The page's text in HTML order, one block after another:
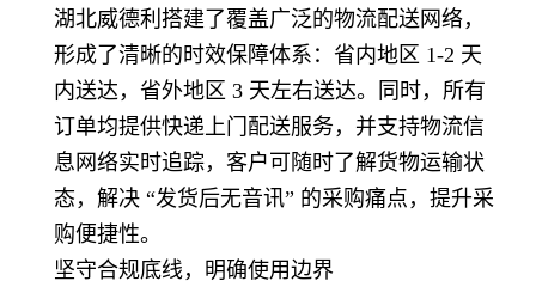
湖北威德利搭建了覆盖广泛的物流配送网络，
形成了清晰的时效保障体系：省内地区 1-2 天
内送达，省外地区 3 天左右送达。同时，所有
订单均提供快递上门配送服务，并支持物流信
息网络实时追踪，客户可随时了解货物运输状
态，解决 “发货后无音讯” 的采购痛点，提升采
购便捷性。
坚守合规底线，明确使用边界